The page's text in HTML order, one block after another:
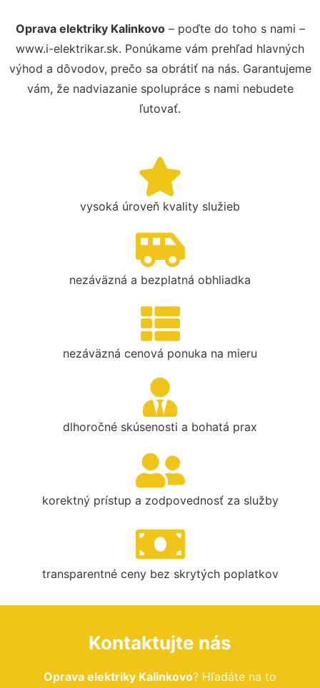
Oprava elektriky Kalinkovo– poďte do toho s nami –
www.i-elektrikar.sk. Ponúkame vám prehľad hlavných
výhod a dôvodov, prečo sa obrátiť na nás. Garantujeme
vám, že nadviazanie spolupráce s nami nebudete
ľutovať.
vysoká úroveň kvality služieb
nezáväzná a bezplatná obhliadka
nezáväzná cenová ponuka na mieru
dlhoročné skúsenosti a bohatá prax
korektný prístup a zodpovednosť za služby
transparentné ceny bez skrytých poplatkov
Kontaktujte nás
Oprava elektriky Kalinkovo? Hľadáte na to